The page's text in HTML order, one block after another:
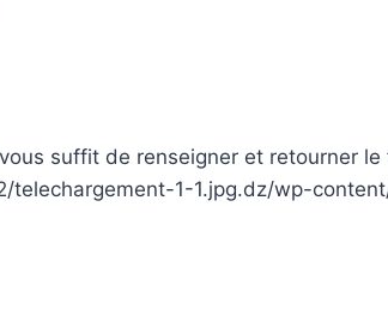
suffit de renseigner et retourner
1-1.jpg.dz/wp-